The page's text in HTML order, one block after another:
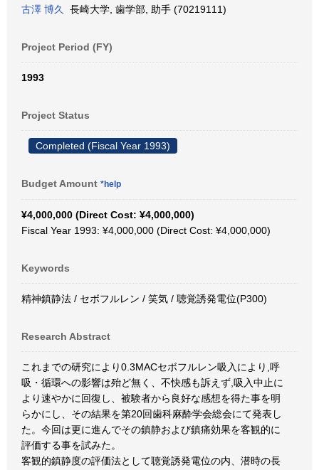
古澤 博久
長崎大学, 歯学部, 助手 (70219111)
Project Period (FY)
1993
Project Status
Completed (Fiscal Year 1993)
Budget Amount *help
¥4,000,000 (Direct Cost: ¥4,000,000)
Fiscal Year 1993: ¥4,000,000 (Direct Cost: ¥4,000,000)
Keywords
精神鎮静法 / セボフルレン / 笑気 / 聴覚誘発電位(P300)
Research Abstract
これまでの研究により0.3MACセボフルレン吸入により,呼
吸・循環への影響は殆ど無く、不快感も訴えず,吸入中止に
より速やかに回復し、被験者から良好な感想を得た事を明
らかにし、その結果を第20回歯科麻酔学会総会にて発表し
た。今回は更に進んでその鎮静および鎮痛効果を客観的に
評価する事を試みた。
客観的鎮静度の評価法として聴覚誘発電位の内、潜時の長